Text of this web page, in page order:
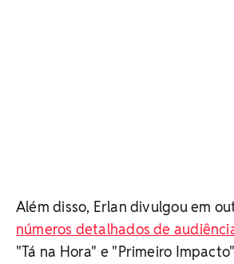
Além disso, Erlan divulgou em
números detalhados de
"Tá na Hora" e "Primeiro